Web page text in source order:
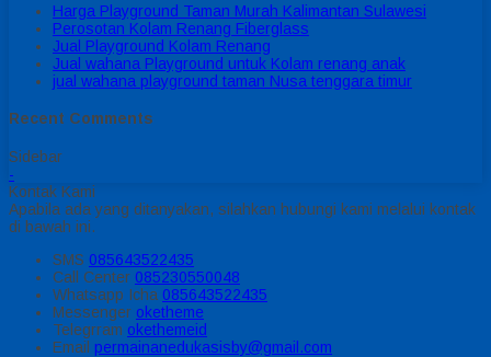
Harga Playground Taman Murah Kalimantan Sulawesi
Perosotan Kolam Renang Fiberglass
Jual Playground Kolam Renang
Jual wahana Playground untuk Kolam renang anak
jual wahana playground taman Nusa tenggara timur
Recent Comments
Sidebar
-
Kontak Kami
Apabila ada yang ditanyakan, silahkan hubungi kami melalui kontak
di bawah ini.
SMS 085643522435
Call Center 085230550048
Whatsapp Icha 085643522435
Messenger oketheme
Telegrram okethemeid
Email permainanedukasisby@gmail.com